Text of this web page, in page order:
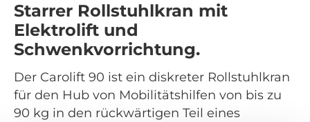
Starrer Rollstuhlkran mit
Elektrolift und
Schwenkvorrichtung.
Der Carolift 90 ist ein diskreter Rollstuhlkran
für den Hub von Mobilitätshilfen von bis zu
90 kg in den rückwärtigen Teil eines